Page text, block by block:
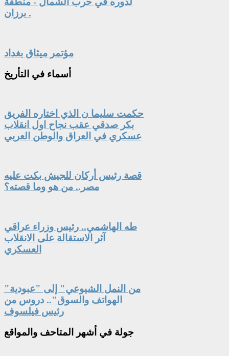
برزان .
مؤتمر ميثاق بغداد
أسماء في التأريخ
حكمت سليما ن الذي اختاره الفريق
بكر صدقي عقب نجاح اول انقلاب
عسكري في العراق والوطن العربي
قصة رئيس أركان للجيش بكت عليه
مصر.. من هو وما قصته؟
طه الهاشمي.. رئيس وزراء عراقي
آثر الاستقالة على الانقلاب
العسكري
"من النمل الشيوعي" إلى "عبودية
الهواتف والسوق".. دروس من
رئيس فيلسوف
جولة في أشهر المتاحف والمواقع